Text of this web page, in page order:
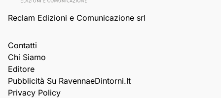
Reclam Edizioni e Comunicazione srl
Contatti
Chi Siamo
Editore
Pubblicità Su RavennaeDintorni.it
Privacy Policy